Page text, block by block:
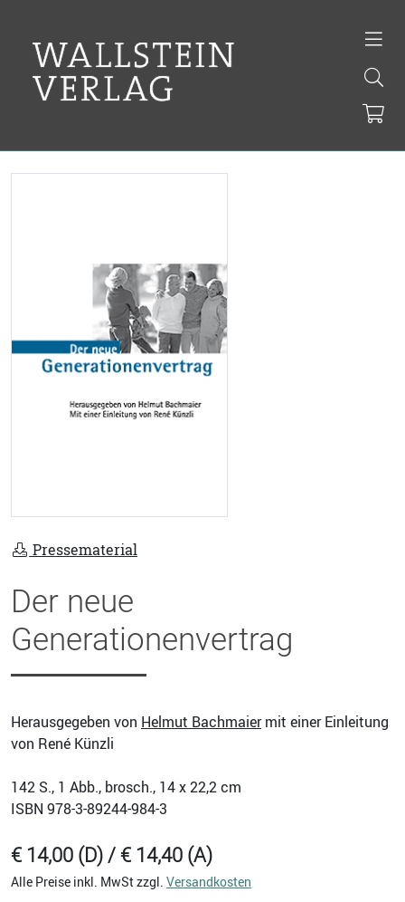
Pressematerial
Der neue
Generationenvertrag
Herausgegeben von Helmut Bachmaiermit einer Einleitung
von René Künzli
142 S., 1 Abb., brosch., 14 x 22,2 cm
ISBN 978-3-89244-984-3
€ 14,00 (D) / € 14,40 (A)
Alle Preise inkl. MwSt zzgl. Versandkosten